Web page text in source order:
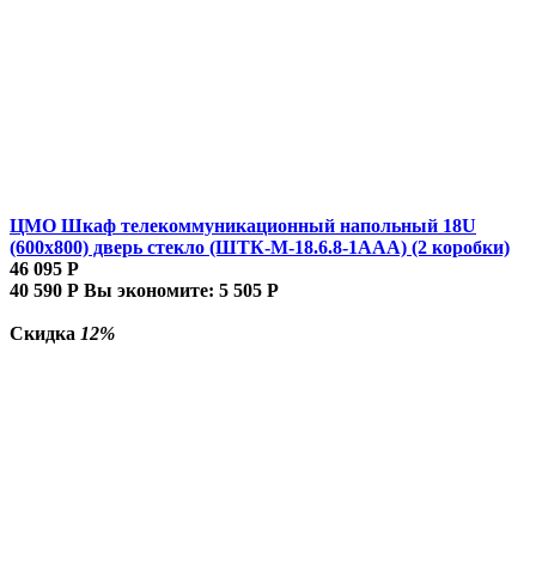
ЦМО Шкаф телекоммуникационный напольный 18U
(600x800) дверь стекло (ШТК-М-18.6.8-1AAA) (2 коробки)
46 095 Р
40 590 Р Вы экономите: 5 505 Р
Скидка 12%